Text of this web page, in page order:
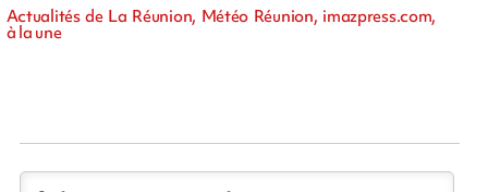
Actualités de La Réunion, Météo Réunion, imazpress.com,
à la une